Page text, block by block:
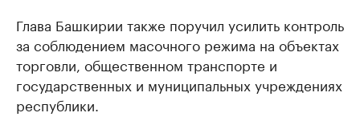
Глава Башкирии также поручил усилить контроль
за соблюдением масочного режима на объектах
торговли, общественном транспорте и
государственных и муниципальных учреждениях
республики.